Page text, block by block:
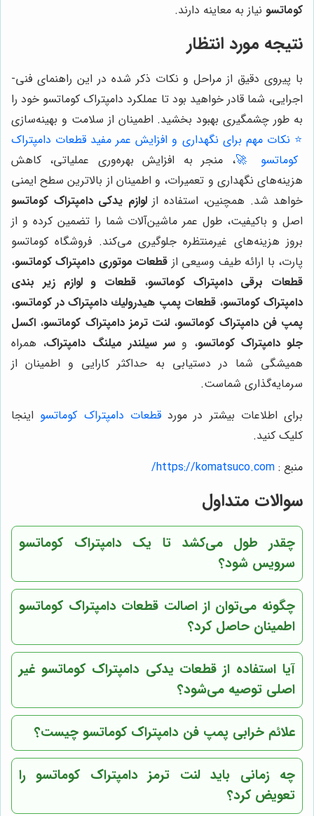
کوماتسو نیاز به معاینه دارند.
نتیجه مورد انتظار
با پیروی دقیق از مراحل و نکات ذکر شده در این راهنمای فنی-
اجرایی، شما قادر خواهید بود تا عملکرد دامپتراک کوماتسو خود را
به طور چشمگیری بهبود بخشید. اطمینان از سلامت و بهینه‌سازی
⭐️ نکات مهم برای نگهداری و افزایش عمر مفید قطعات دامپتراک
کوماتسو 🚀، منجر به افزایش بهره‌وری عملیاتی، کاهش
هزینه‌های نگهداری و تعمیرات، و اطمینان از بالاترین سطح ایمنی
خواهد شد. همچنین، استفاده ازلوازم یدکی دامپتراک کوماتسو
اصل و باکیفیت، طول عمر ماشین‌آلات شما را تضمین کرده و از
بروز هزینه‌های غیرمنتظره جلوگیری می‌کند. فروشگاه کوماتسو
پارت، با ارائه طیف وسیعی از قطعات موتوری دامپتراک کوماتسو،
قطعات برقی دامپتراک کوماتسو، قطعات و لوازم زیر بندی
دامپتراک کوماتسو،قطعات پمپ هيدروليك دامپتراک در کوماتسو،
پمپ فن دامپتراک کوماتسو، لنت ترمز دامپتراک کوماتسو، اکسل
جلو دامپتراک کوماتسو، و سر سیلندر میلنگ دامپتراک، همراه
همیشگی شما در دستیابی به حداکثر کارایی و اطمینان از
سرمایه‌گذاری شماست.
برای اطلاعات بیشتر در موردقطعات دامپتراک کوماتسو اینجا
کلیک کنید.
منبع : https://komatsuco.com/
سوالات متداول
چقدر طول می‌کشد تا یک دامپتراک کوماتسو
سرویس شود؟
چگونه می‌توان از اصالت قطعات دامپتراک کوماتسو
اطمینان حاصل کرد؟
آیا استفاده از قطعات یدکی دامپتراک کوماتسو غیر
اصلی توصیه می‌شود؟
علائم خرابی پمپ فن دامپتراک کوماتسو چیست؟
چه زمانی بایدلنت ترمز دامپتراک کوماتسو را
تعویض کرد؟